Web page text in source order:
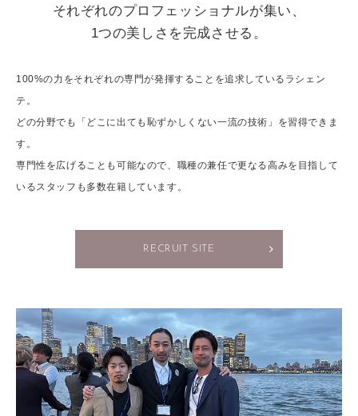
それぞれのプロフェッショナルが集い、
1つの美しさを完成させる。
100%の力をそれぞれの専門が発揮することを追求しているラシェン
テ。
どの分野でも「どこに出ても恥ずかしくない一流の技術」を習得できま
す。
専門性を広げることも可能なので、職種の兼任で更なる高みを目指して
いるスタッフも多数在籍しています。
RECRUIT SITE